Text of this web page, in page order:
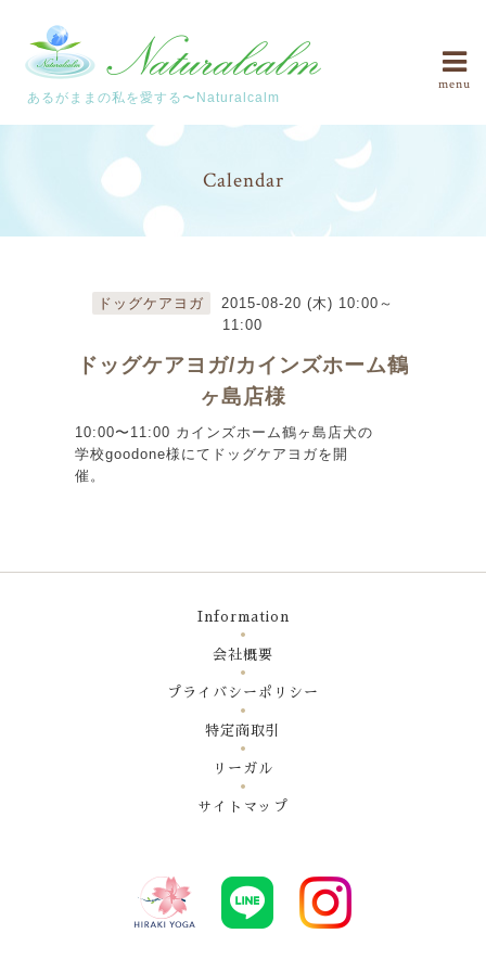
あるがままの私を愛する〜Naturalcalm
menu
Calendar
ドッグケアヨガ
2015-08-20 (木) 10:00～
11:00
ドッグケアヨガ/カインズホーム鶴
ヶ島店様
10:00〜11:00 カインズホーム鶴ヶ島店犬の
学校goodone様にてドッグケアヨガを開
催。
Information
会社概要
プライバシーポリシー
特定商取引
リーガル
サイトマップ